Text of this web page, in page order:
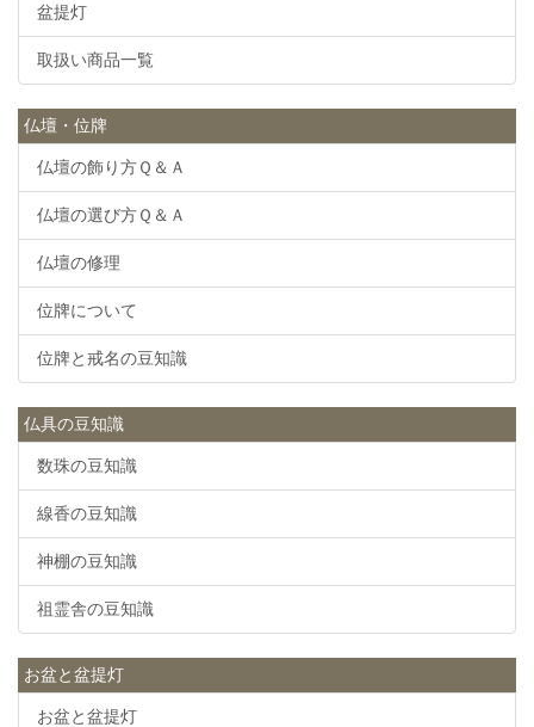
盆提灯
取扱い商品一覧
仏壇・位牌
仏壇の飾り方Ｑ＆Ａ
仏壇の選び方Ｑ＆Ａ
仏壇の修理
位牌について
位牌と戒名の豆知識
仏具の豆知識
数珠の豆知識
線香の豆知識
神棚の豆知識
祖霊舎の豆知識
お盆と盆提灯
お盆と盆提灯